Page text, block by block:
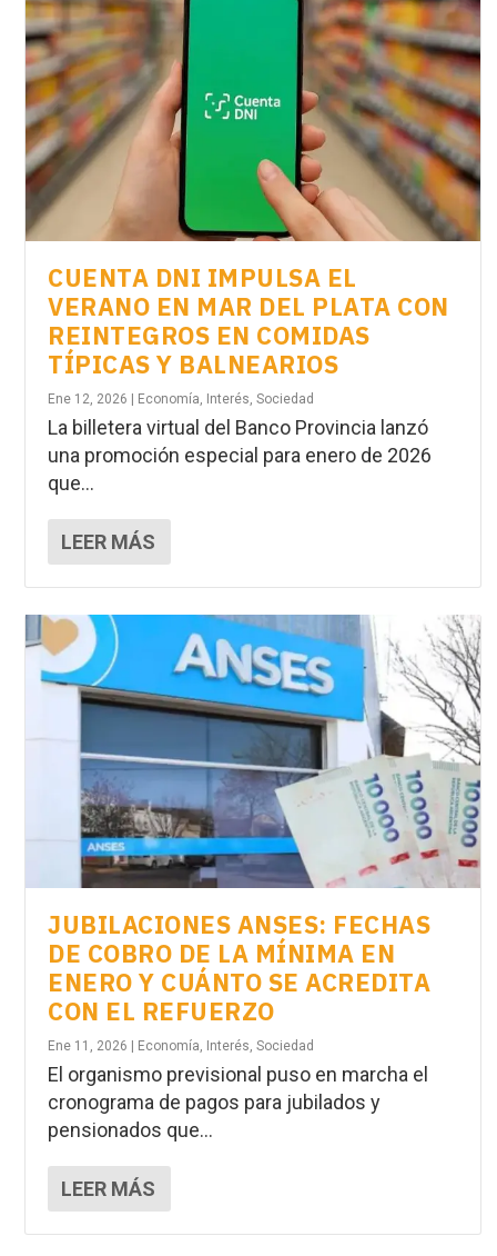
CUENTA DNI IMPULSA EL
VERANO EN MAR DEL PLATA CON
REINTEGROS EN COMIDAS
TÍPICAS Y BALNEARIOS
Ene 12, 2026 Economía, Interés,Sociedad
La billetera virtual del Banco Provincia lanzó
una promoción especial para enero de 2026
que...
LEER MÁS
JUBILACIONES ANSES: FECHAS
DE COBRO DE LA MÍNIMA EN
ENERO Y CUÁNTO SE ACREDITA
CON EL REFUERZO
Ene 11, 2026 | Economía Interés ,Sociedad
El organismo previsional puso en marcha el
cronograma de pagos para jubilados y
pensionados que...
LEER MÁS